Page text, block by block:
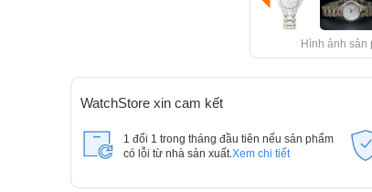
Hình ảnh sản
WatchStore xin cam kết
1 đổi 1 trong tháng đầu tiên nếu sản phẩm
có lỗi từ nhà sản xuất. Xem chi tiết